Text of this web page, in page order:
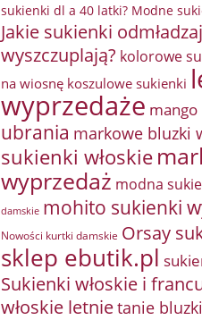
sukienki dl a 40 latki? Modne
Jakie sukienki
wyszczuplają? kolorowe
na wiosnę koszulowe sukienki
wyprzedaże mango
ubrania markowe bluzki
sukienki włoskie
wyprzedaż modna
damskie mohito sukienki
Nowości kurtki damskie Orsay
sklep ebutik.pl
Sukienki włoskie i
włoskie letnietanie bluzki